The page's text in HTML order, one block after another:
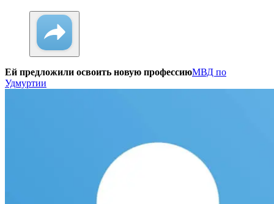
Ей предложили освоить новую профессиюМВД по
Удмуртии